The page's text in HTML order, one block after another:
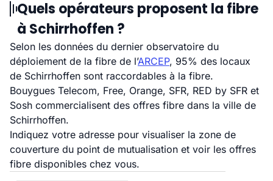
Quels opérateurs proposent la fibre
à Schirrhoffen ?
Selon les données du dernier observatoire du
déploiement de la fibre de l’ARCEP, 95% des locaux
de Schirrhoffen sont raccordables à la fibre.
Bouygues Telecom, Free, Orange, SFR, RED by SFR et
Sosh commercialisent des offres fibre dans la ville de
Schirrhoffen.
Indiquez votre adresse pour visualiser la zone de
couverture du point de mutualisation et voir les offres
fibre disponibles chez vous.